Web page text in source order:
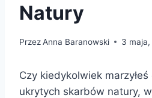
Natury
PrzezAnna Baranowski 3
Czy kiedykolwiek
ukrytych skarbów natury,